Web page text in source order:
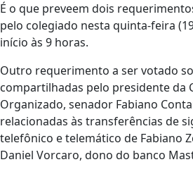
É o que preveem dois
pelo colegiado nesta quinta-feira
início às 9 horas.
Outro requerimento a ser votado
compartilhadas pelo presidente da
Organizado, senador Fabiano
relacionadas às transferências de
telefônico e telemático de Fabiano
Daniel Vorcaro, dono do banco